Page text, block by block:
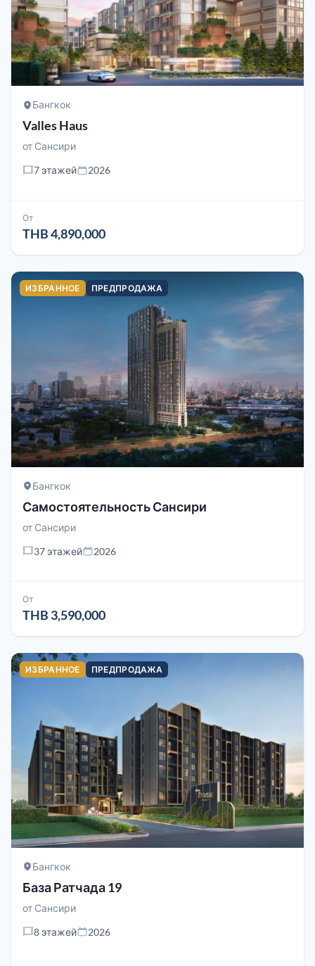
Бангкок
Valles Haus
от Сансири
7 этажей
2026
От
THB 4,890,000
ИЗБРАННОЕ ПРЕДПРОДАЖА
Бангкок
Самостоятельность Сансири
от Сансири
37 этажей
2026
От
THB 3,590,000
ИЗБРАННОЕ ПРЕДПРОДАЖА
Бангкок
База Ратчада 19
от Сансири
8 этажей
2026